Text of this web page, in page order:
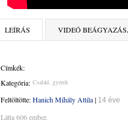
LEÍRÁS VIDEÓ
Címkék:
Kategória: Család, gyerek
Feltöltötte:Hanich Mihály Attila| 14 éve
Látta 606 ember.